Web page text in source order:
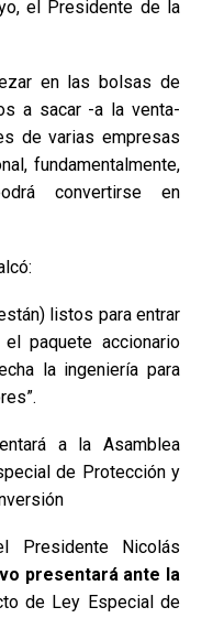
el Presidente de la
en las bolsas de
a sacar -a la venta-
de varias empresas
fundamentalmente,
convertirse en
listos para entrar
paquete accionario
la ingeniería para
a la Asamblea
de Protección y
Presidente Nicolás
presentará ante la
de Ley Especial de